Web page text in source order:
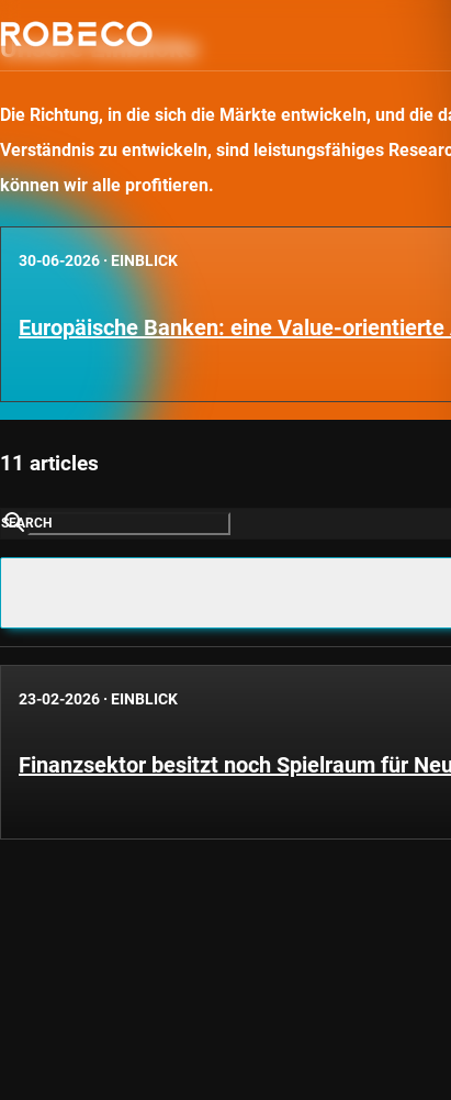
Unsere Einblicke
Die Richtung, in die sich die Märkte entwickeln, und
Verständnis zu entwickeln, sind leistungsfähiges
können wir alle profitieren.
30-06-2026 · EINBLICK
Europäische Banken: eine Value-orientierte
11 articles
SEARCH
23-02-2026 · EINBLICK
Finanzsektor besitzt noch Spielraum für